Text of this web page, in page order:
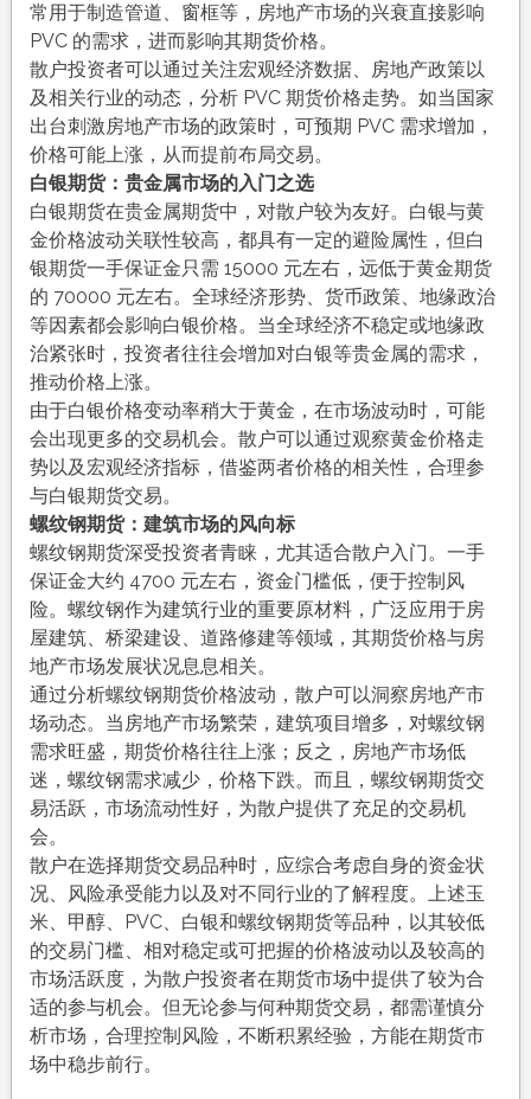
常用于制造管道、窗框等，房地产市场的兴衰直接影响
PVC 的需求，进而影响其期货价格。
散户投资者可以通过关注宏观经济数据、房地产政策以
及相关行业的动态，分析 PVC 期货价格走势。如当国家
出台刺激房地产市场的政策时，可预期 PVC 需求增加，
价格可能上涨，从而提前布局交易。
白银期货：贵金属市场的入门之选
白银期货在贵金属期货中，对散户较为友好。白银与黄
金价格波动关联性较高，都具有一定的避险属性，但白
银期货一手保证金只需 15000 元左右，远低于黄金期货
的 70000 元左右。全球经济形势、货币政策、地缘政治
等因素都会影响白银价格。当全球经济不稳定或地缘政
治紧张时，投资者往往会增加对白银等贵金属的需求，
推动价格上涨。
由于白银价格变动率稍大于黄金，在市场波动时，可能
会出现更多的交易机会。散户可以通过观察黄金价格走
势以及宏观经济指标，借鉴两者价格的相关性，合理参
与白银期货交易。
螺纹钢期货：建筑市场的风向标
螺纹钢期货深受投资者青睐，尤其适合散户入门。一手
保证金大约 4700 元左右，资金门槛低，便于控制风
险。螺纹钢作为建筑行业的重要原材料，广泛应用于房
屋建筑、桥梁建设、道路修建等领域，其期货价格与房
地产市场发展状况息息相关。
通过分析螺纹钢期货价格波动，散户可以洞察房地产市
场动态。当房地产市场繁荣，建筑项目增多，对螺纹钢
需求旺盛，期货价格往往上涨；反之，房地产市场低
迷，螺纹钢需求减少，价格下跌。而且，螺纹钢期货交
易活跃，市场流动性好，为散户提供了充足的交易机
会。
散户在选择期货交易品种时，应综合考虑自身的资金状
况、风险承受能力以及对不同行业的了解程度。上述玉
米、甲醇、PVC、白银和螺纹钢期货等品种，以其较低
的交易门槛、相对稳定或可把握的价格波动以及较高的
市场活跃度，为散户投资者在期货市场中提供了较为合
适的参与机会。但无论参与何种期货交易，都需谨慎分
析市场，合理控制风险，不断积累经验，方能在期货市
场中稳步前行。